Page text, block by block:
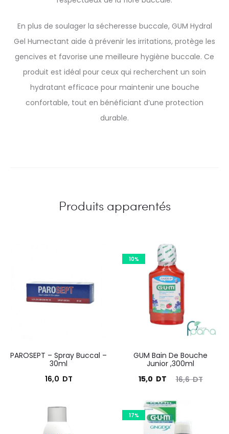
En plus de soulager la sécheresse buccale, GUM Hydral
Gel Humectant aide à prévenir les irritations, protège les
gencives et favorise une meilleure hygiène buccale. Ce
produit est idéal pour ceux qui recherchent un soin
hydratant efficace pour maintenir une bouche
confortable, tout en bénéficiant d’une protection
durable.
Produits apparentés
PAROSEPT – Spray Buccal –
30ml
16,0 DT
10%
GUM Bain De Bouche
Junior ,300ml
16,6DT
Le
initial
était :
15,0 DT
Le
actuel
17%